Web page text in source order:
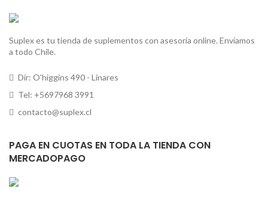
Suplex es tu tienda de suplementos con asesoría online. Enviamos
a todo Chile.
Dir: O'higgins 490 - Linares
Tel: +5697968 3991
contacto@suplex.cl
PAGA EN CUOTAS EN TODA LA TIENDA CON
MERCADOPAGO